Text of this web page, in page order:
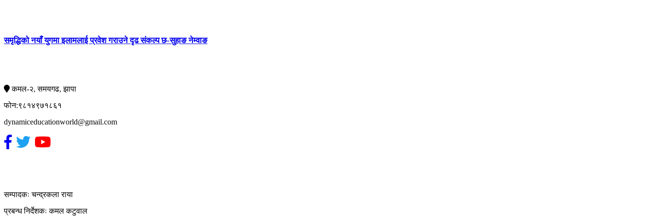
समृद्धिको नयाँ युगमा इलामलाई प्रवेश गराउने दृढ संकल्प छ-सुहाङ नेम्वाङ
कमल-२, समयगढ, झापा
फोन:९८१४९७१८६१
dynamiceducationworld@gmail.com
सम्पादकः चन्द्रकला राया
प्रबन्ध निर्देशकः कमल कटुवाल